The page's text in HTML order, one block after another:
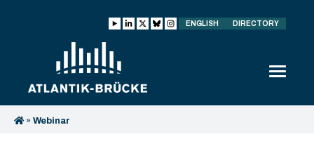
ENGLISH DIRECTORY
» Webinar